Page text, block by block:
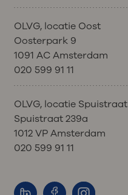
OLVG, locatie Oost
Oosterpark 9
1091 AC Amsterdam
020 599 91 11
OLVG, locatie Spuistraat
Spuistraat 239a
1012 VP Amsterdam
020 599 91 11